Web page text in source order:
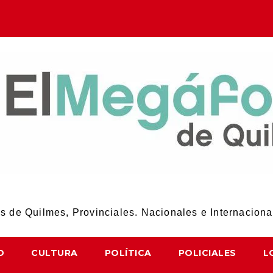
de Quilmes, Provinciales. Nacionales e
CULTURA POLÍTICA POLICIALES